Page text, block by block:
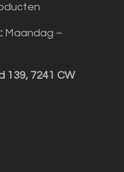
Maandag –
139, 7241 CW